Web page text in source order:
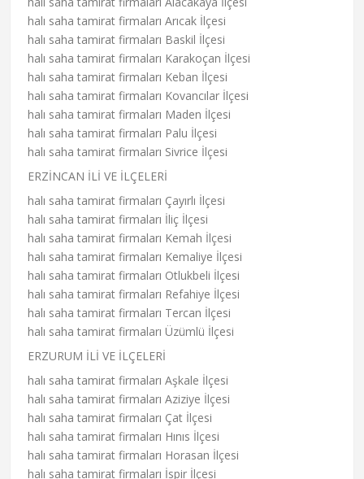
halı saha tamirat firmaları Arıcak İlçesi
halı saha tamirat firmaları Baskil İlçesi
halı saha tamirat firmaları Karakoçan İlçesi
halı saha tamirat firmaları Keban İlçesi
halı saha tamirat firmaları Kovancılar İlçesi
halı saha tamirat firmaları Maden İlçesi
halı saha tamirat firmaları Palu İlçesi
halı saha tamirat firmaları Sivrice İlçesi
ERZİNCAN İLİ VE İLÇELERİ
halı saha tamirat firmaları Çayırlı İlçesi
halı saha tamirat firmaları İliç İlçesi
halı saha tamirat firmaları Kemah İlçesi
halı saha tamirat firmaları Kemaliye İlçesi
halı saha tamirat firmaları Otlukbeli İlçesi
halı saha tamirat firmaları Refahiye İlçesi
halı saha tamirat firmaları Tercan İlçesi
halı saha tamirat firmaları Üzümlü İlçesi
ERZURUM İLİ VE İLÇELERİ
halı saha tamirat firmaları Aşkale İlçesi
halı saha tamirat firmaları Aziziye İlçesi
halı saha tamirat firmaları Çat İlçesi
halı saha tamirat firmaları Hınıs İlçesi
halı saha tamirat firmaları Horasan İlçesi
halı saha tamirat firmaları İspir İlçesi